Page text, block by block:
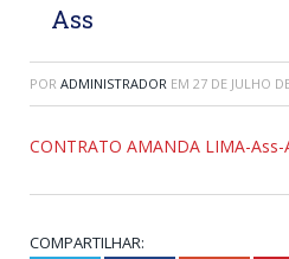
Ass
POR ADMINISTRADOR EM 27 DE JULHO
CONTRATO AMANDA LIMA-Ass-
COMPARTILHAR: